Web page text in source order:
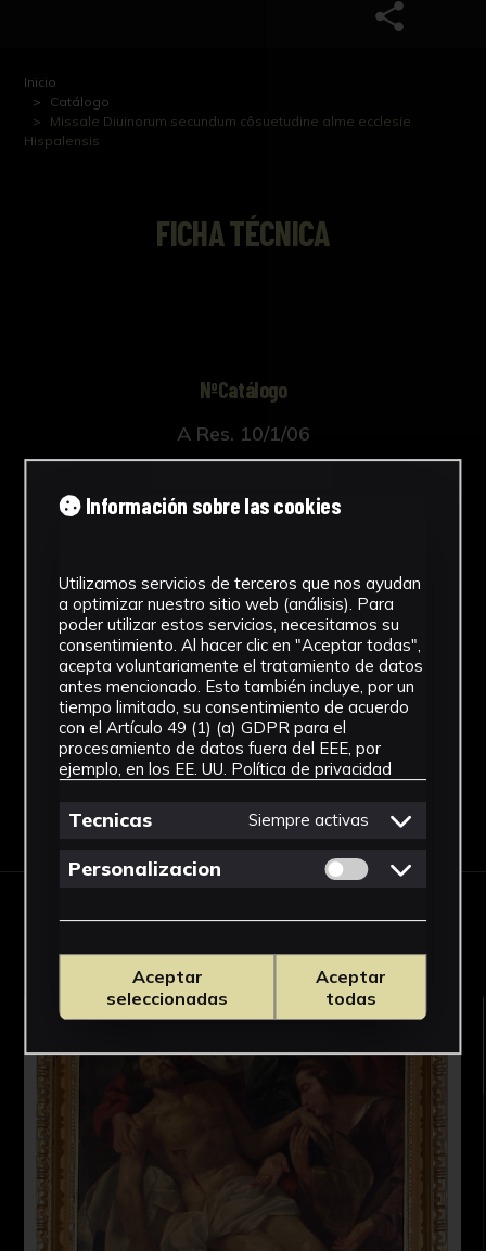
Inicio
Catálogo
Missale Diuinorum secundum côsuetudine alme ecclesie
Hispalensis
FICHA TÉCNICA
NºCatálogo
A Res. 10/1/06
Desconocido
SF
Fondo
Sin fondo
Descargar Ficha
OBRAS RELACIONADAS
Información sobre las cookies
Utilizamos servicios de terceros que nos ayudan
a optimizar nuestro sitio web (análisis). Para
poder utilizar estos servicios, necesitamos su
consentimiento. Al hacer clic en "Aceptar todas",
acepta voluntariamente el tratamiento de datos
antes mencionado. Esto también incluye, por un
tiempo limitado, su consentimiento de acuerdo
con el Artículo 49 (1) (a) GDPR para el
procesamiento de datos fuera del EEE, por
ejemplo, en los EE. UU. Política de privacidad
Tecnicas Siempre activas
Personalizacion Permitir cookies
Aceptar
seleccionadas
Aceptar
todas